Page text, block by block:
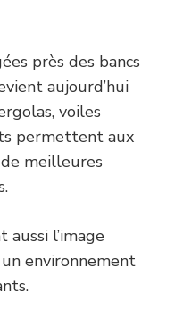
près des bancs
aujourd’hui
voiles
permettent aux
meilleures
l’image
environnement